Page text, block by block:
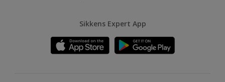
Sikkens Expert App